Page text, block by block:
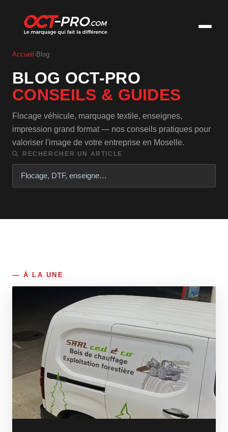
Accueil ›Blog
BLOG OCT-PRO
CONSEILS & GUIDES
Flocage véhicule, marquage textile, enseignes,
impression grand format — nos conseils pratiques pour
valoriser l'image de votre entreprise en Moselle.
RECHERCHER UN ARTICLE
À LA UNE